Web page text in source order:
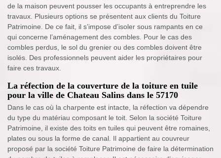
de la maison peuvent pousser les occupants à entreprendre les
travaux. Plusieurs options se présentent aux clients du Toiture
Patrimoine. De ce fait, il s’impose d’isoler sous rampants en ce
qui concerne l’aménagement des combles. Pour le cas des
combles perdus, le sol du grenier ou des combles doivent être
isolés. Des professionnels peuvent aider les propriétaires pour
faire ces travaux.
La réfection de la couverture de la toiture en tuile
pour la ville de Chateau Salins dans le 57170
Dans le cas où la charpente est intacte, la réfection va dépendre
du type du matériau composant le toit. Selon la société Toiture
Patrimoine, il existe des toits en tuiles qui peuvent être romaines,
plates ou sous la forme de canal. Il appartient au couvreur
proposé par la société Toiture Patrimoine de faire la détermination